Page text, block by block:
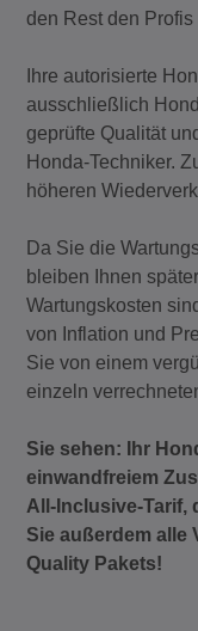
den Rest den
Ihre autorisierte
ausschließlich
geprüfte Qualität
Honda-Techniker.
höheren
Da Sie die
bleiben Ihnen
Wartungskosten
von Inflation und
Sie von einem
einzeln
Sie sehen: Ihr
einwandfreiem
All-Inclusive-Tarif,
Sie außerdem alle
Quality Pakets!